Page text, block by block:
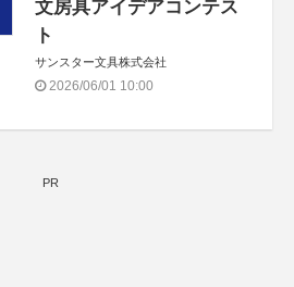
文房具アイデアコンテス
ト
サンスター文具株式会社
2026/06/01 10:00
PR